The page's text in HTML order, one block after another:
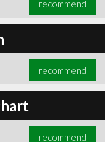
recommend
recommend
recommend